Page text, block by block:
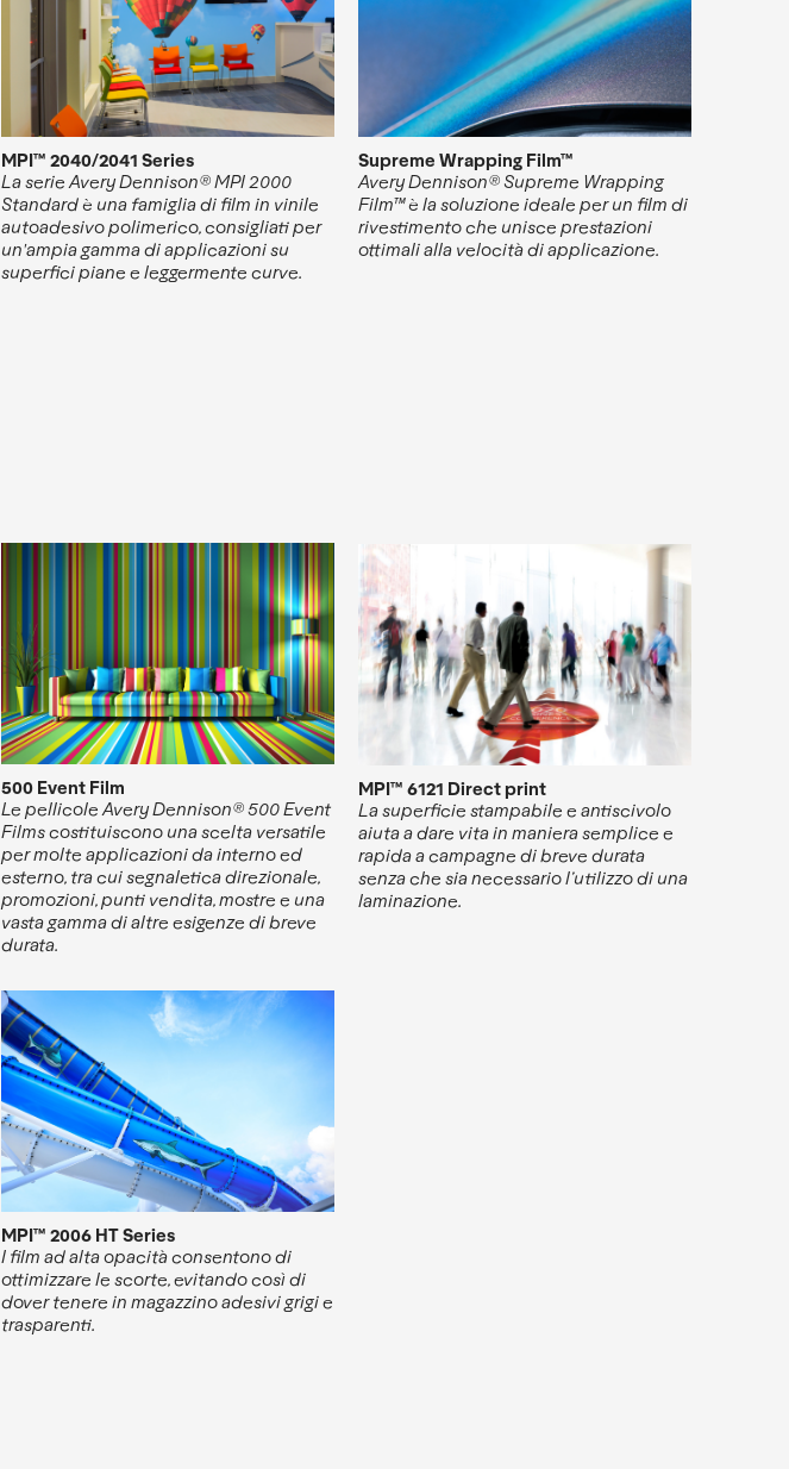
MPI™ 2040/2041 Series
La serie Avery Dennison® MPI 2000
Standard è una famiglia di film in vinile
autoadesivo polimerico, consigliati per
un'ampia gamma di applicazioni su
superfici piane e leggermente curve.
Supreme Wrapping Film™
Avery Dennison® Supreme Wrapping
Film™ è la soluzione ideale per un film di
rivestimento che unisce prestazioni
ottimali alla velocità di applicazione.
500 Event Film
Le pellicole Avery Dennison® 500 Event
Films costituiscono una scelta versatile
per molte applicazioni da interno ed
esterno, tra cui segnaletica direzionale,
promozioni, punti vendita, mostre e una
vasta gamma di altre esigenze di breve
durata.
MPI™ 6121 Direct print
La superficie stampabile e antiscivolo
aiuta a dare vita in maniera semplice e
rapida a campagne di breve durata
senza che sia necessario l’utilizzo di una
laminazione.
MPI™ 2006 HT Series
I film ad alta opacità consentono di
ottimizzare le scorte, evitando così di
dover tenere in magazzino adesivi grigi e
trasparenti.